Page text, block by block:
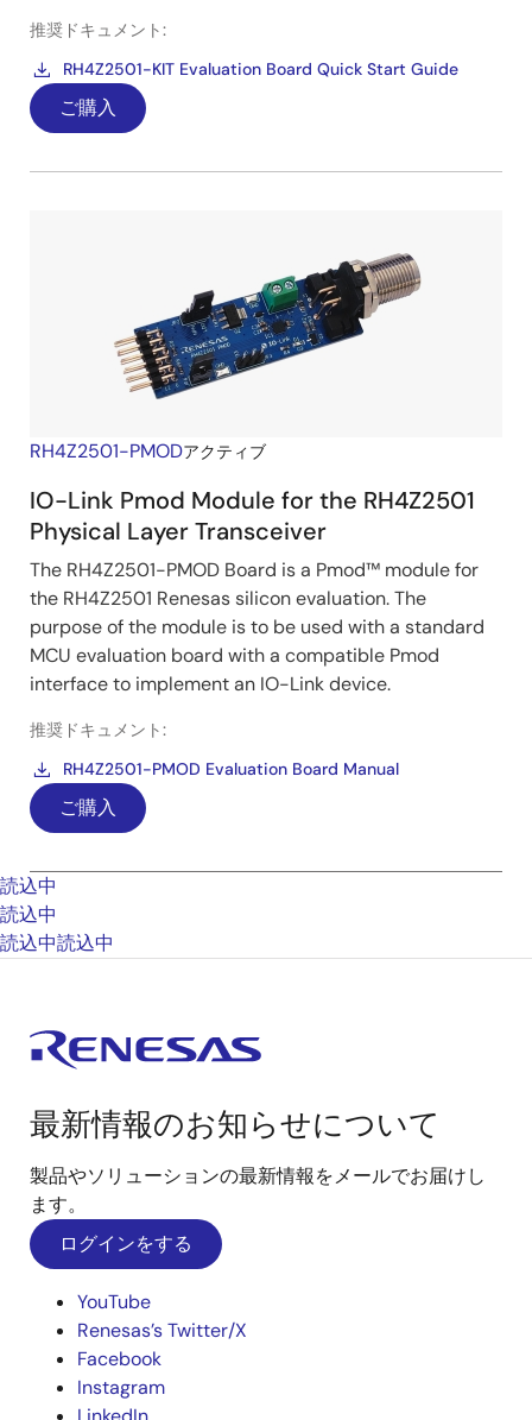
推奨ドキュメント:
RH4Z2501-KIT Evaluation Board Quick Start Guide
ご購入
RH4Z2501-PMODアクティブ
IO-Link Pmod Module for the RH4Z2501
Physical Layer Transceiver
The RH4Z2501-PMOD Board is a Pmod™ module for
the RH4Z2501 Renesas silicon evaluation. The
purpose of the module is to be used with a standard
MCU evaluation board with a compatible Pmod
interface to implement an IO-Link device.
推奨ドキュメント:
RH4Z2501-PMOD Evaluation Board Manual
ご購入
読込中
読込中
読込中読込中
最新情報のお知らせについて
製品やソリューションの最新情報をメールでお届けし
ます。
ログインをする
YouTube
Renesas’s Twitter/X
Facebook
Instagram